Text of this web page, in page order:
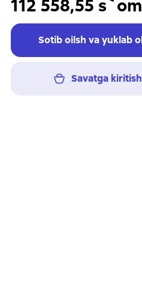
112 558,55 s`om
Sotib oilsh va yuklab
Savatga kiritish